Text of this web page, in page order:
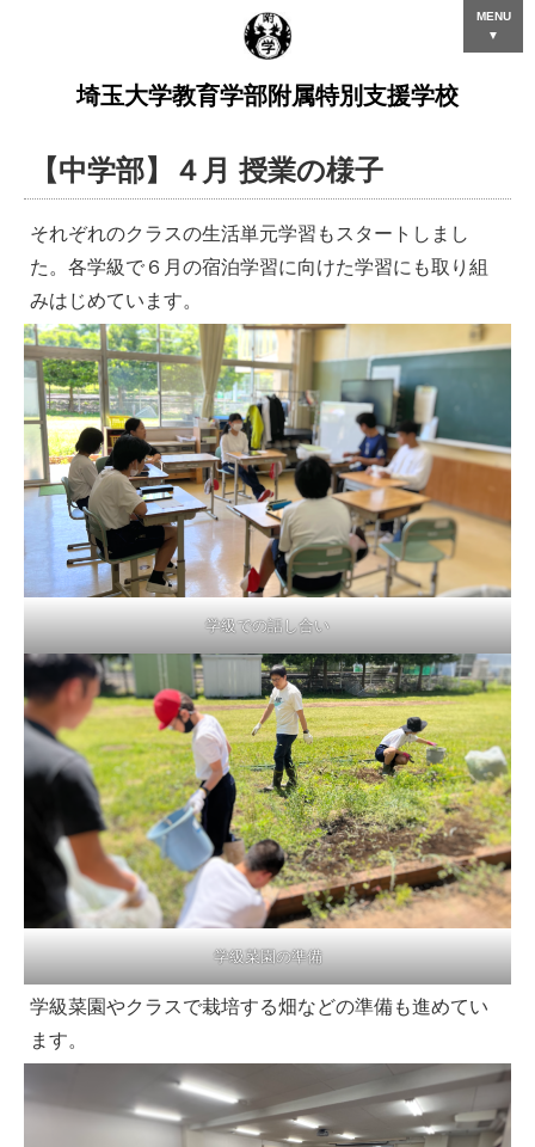
埼玉大学教育学部附属特別支援学校
MENU
▼
【中学部】４月 授業の様子
それぞれのクラスの生活単元学習もスタートしまし
た。各学級で６月の宿泊学習に向けた学習にも取り組
みはじめています。
学級での話し合い
学級菜園の準備
学級菜園やクラスで栽培する畑などの準備も進めてい
ます。